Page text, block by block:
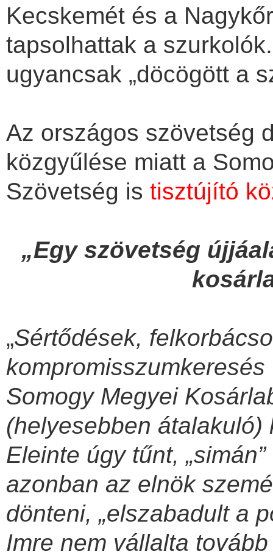
Kecskemét és a
tapsolhattak a
ugyancsak „döcögött a
Az országos szövetség
közgyűlése miatt a
Szövetség is tisztújító
„Egy szövetség
„Sértődések,
Somogy Megyei
(helyesebben átalakuló)
Eleinte úgy tűnt,
azonban az elnök
dönteni, „elszabadult a
Imre nem vállalta